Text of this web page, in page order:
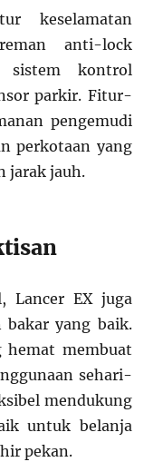
keselamatan
anti-lock
sistem kontrol
parkir. Fitur-
pengemudi
perkotaan yang
jarak jauh.
Lancer EX juga
bakar yang baik.
hemat membuat
sehari-
mendukung
untuk belanja
pekan.